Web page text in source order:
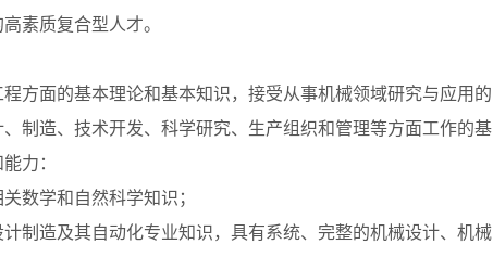
素质复合型人才。
方面的基本理论和基本知识，接受从事机械领域研究与应用的
制造、技术开发、科学研究、生产组织和管理等方面工作的基
力：
数学和自然科学知识；
制造及其自动化专业知识，具有系统、完整的机械设计、机械